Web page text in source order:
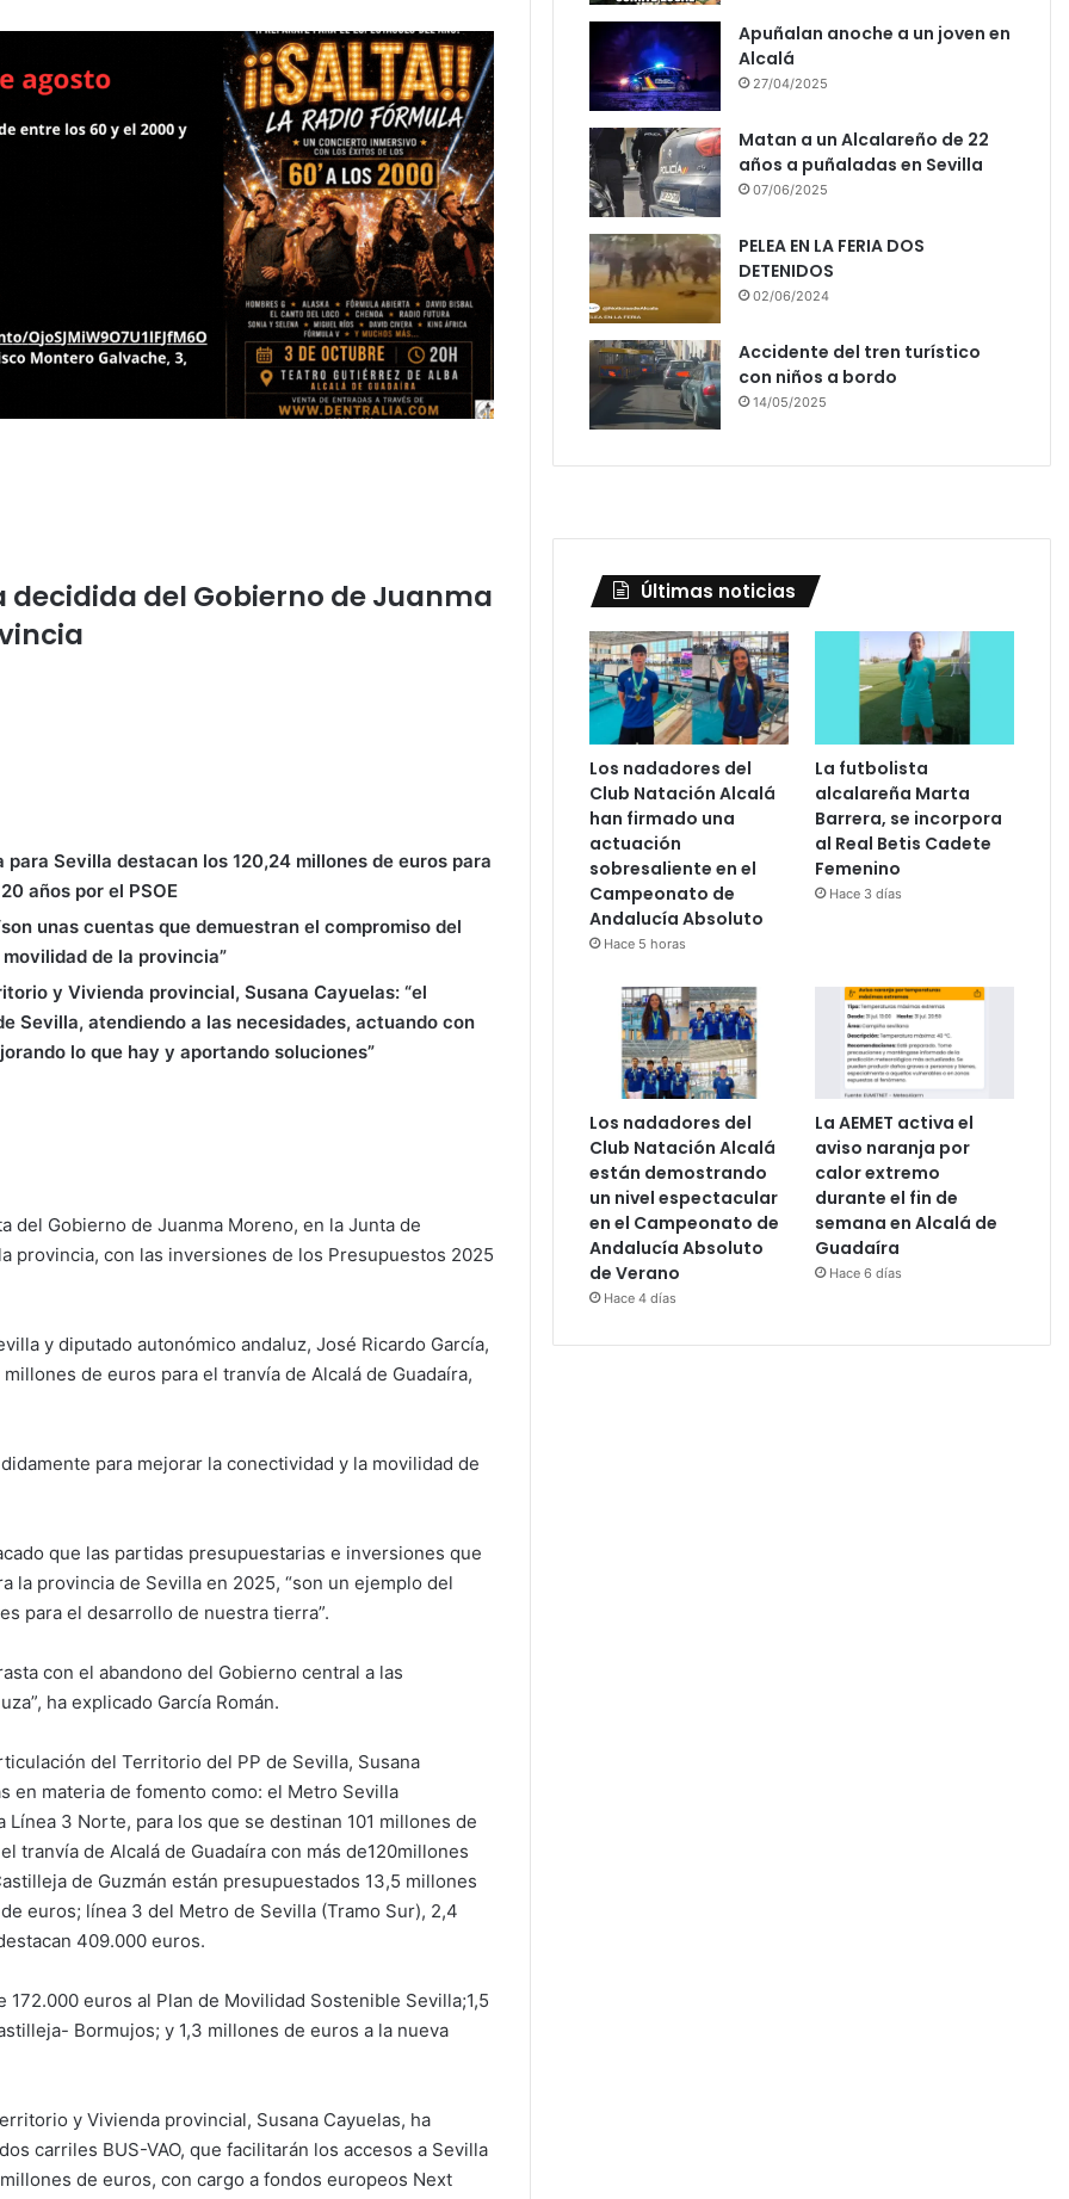
decidida del Gobierno de Juanma
Sevilla destacan los 120,24 millones de euros para
años por el PSOE
unas cuentas que demuestran el compromiso del
de la provincia”
y Vivienda provincial, Susana Cayuelas: “el
Sevilla, atendiendo a las necesidades, actuando con
lo que hay y aportando soluciones”
del Gobierno de Juanma Moreno, en la Junta de
provincia, con las inversiones de los Presupuestos 2025
y diputado autonómico andaluz, José Ricardo García,
de euros para el tranvía de Alcalá de Guadaíra,
para mejorar la conectividad y la movilidad de
que las partidas presupuestarias e inversiones que
la provincia de Sevilla en 2025, “son un ejemplo del
para el desarrollo de nuestra tierra”.
con el abandono del Gobierno central a las
ha explicado García Román.
del Territorio del PP de Sevilla, Susana
en materia de fomento como: el Metro Sevilla
3 Norte, para los que se destinan 101 millones de
tranvía de Alcalá de Guadaíra con más de120millones
de Guzmán están presupuestados 13,5 millones
euros; línea 3 del Metro de Sevilla (Tramo Sur), 2,4
409.000 euros.
euros al Plan de Movilidad Sostenible Sevilla;1,5
Bormujos; y 1,3 millones de euros a la nueva
y Vivienda provincial, Susana Cayuelas, ha
carriles BUS-VAO, que facilitarán los accesos a Sevilla
de euros, con cargo a fondos europeos Next
Apuñalan anoche a un joven en
Alcalá
27/04/2025
Matan a un Alcalareño de 22
años a puñaladas en Sevilla
07/06/2025
PELEA EN LA FERIA DOS
DETENIDOS
02/06/2024
Accidente del tren turístico
con niños a bordo
14/05/2025
Últimas noticias
Los nadadores del
Club Natación Alcalá
han firmado una
actuación
sobresaliente en el
Campeonato de
Andalucía Absoluto
Hace 5 horas
La futbolista
alcalareña Marta
Barrera, se incorpora
al Real Betis Cadete
Femenino
Hace 3 días
Los nadadores del
Club Natación Alcalá
están demostrando
un nivel espectacular
en el Campeonato de
Andalucía Absoluto
de Verano
Hace 4 días
La AEMET activa el
aviso naranja por
calor extremo
durante el fin de
semana en Alcalá de
Guadaíra
Hace 6 días